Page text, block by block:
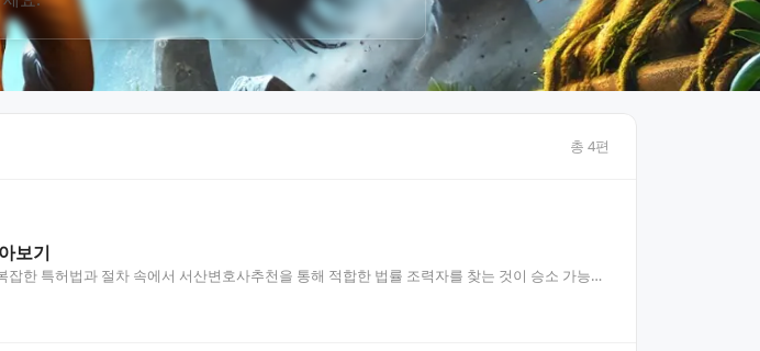
총 4편
보기
한 특허법과 절차 속에서 서산변호사추천을 통해 적합한 법률 조력자를 찾는 것이 승소 가능성